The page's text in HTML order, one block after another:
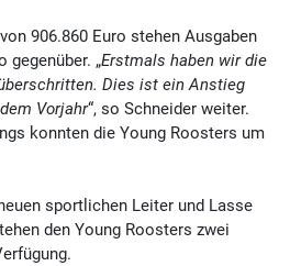
906.860 Euro stehen Ausgaben
gegenüber. „Erstmals haben wir die
Dies ist ein Anstieg
Vorjahr“, so Schneider weiter.
konnten die Young Roosters um
sportlichen Leiter und Lasse
den Young Roosters zwei